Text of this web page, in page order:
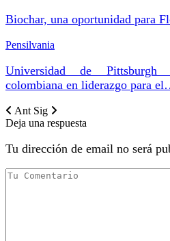
Biochar, una oportunidad para
Pensilvania
Universidad de
colombiana en liderazgo para
Ant Sig
Deja una respuesta
Tu dirección de email no será